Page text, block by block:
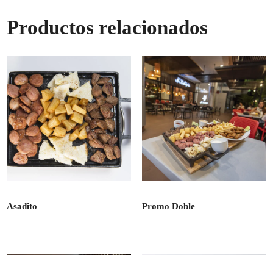
y
papas
Productos relacionados
Asadito Promo Doble